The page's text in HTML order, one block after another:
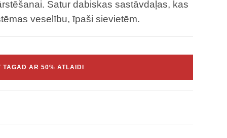
Satur dabiskas sastāvdaļas, kas
veselību, īpaši sievietēm.
TAGAD AR 50% ATLAIDI